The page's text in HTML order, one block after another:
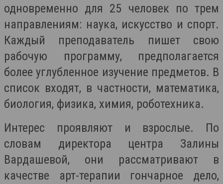
одновременно для 25 человек по трем
направлениям: наука, искусство и спорт.
Каждый преподаватель пишет свою
рабочую программу, предполагается
более углубленное изучение предметов. В
список входят, в частности, математика,
биология, физика, химия, роботехника.
Интерес проявляют и взрослые. По
словам директора центра Залины
Вардашевой, они рассматривают в
качестве арт-терапии гончарное дело,